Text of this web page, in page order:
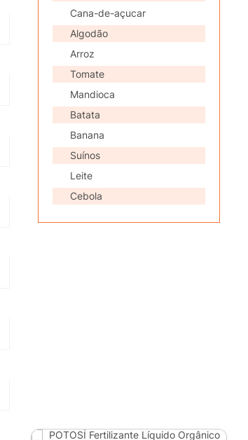
Cana-de-açucar
Algodão
Arroz
Tomate
Mandioca
Batata
Banana
Suínos
Leite
Cebola